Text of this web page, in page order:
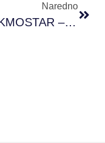
Naredno
#POKMOSTAR – #PAOR Studenti Uče O Ulozi Omladinskog Radnika/ce (25.02.2020.)